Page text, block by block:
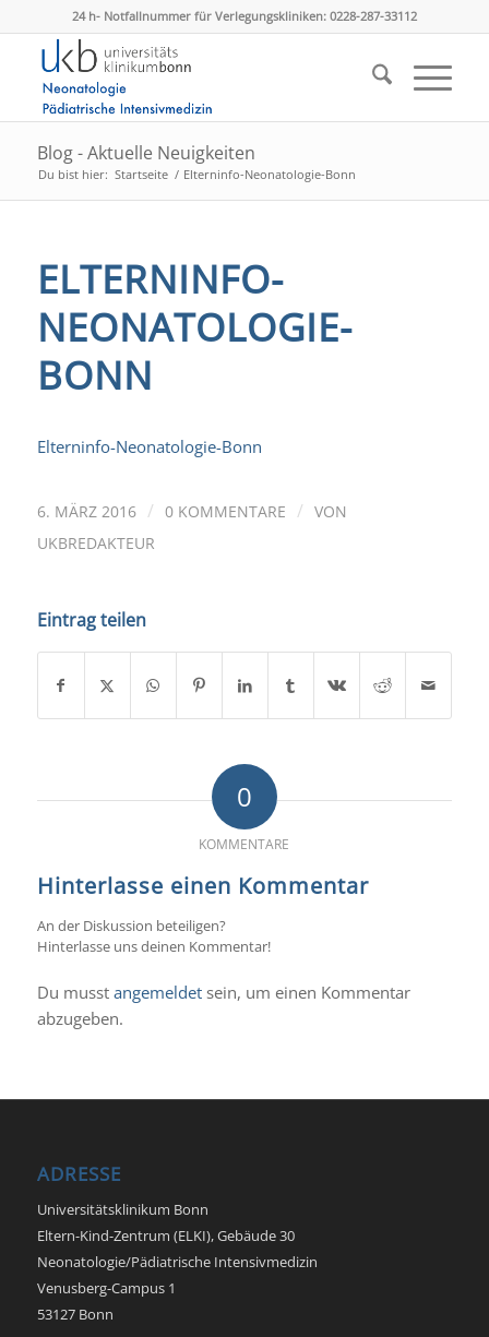
24 h- Notfallnummer für Verlegungskliniken: 0228-287-33112
Blog - Aktuelle Neuigkeiten
Du bist hier: Startseite / Elterninfo-Neonatologie-Bonn
ELTERNINFO-
NEONATOLOGIE-
BONN
Elterninfo-Neonatologie-Bonn
6. MÄRZ 2016 / 0 KOMMENTARE / VON
UKBREDAKTEUR
Eintrag teilen
0
KOMMENTARE
Hinterlasse einen Kommentar
An der Diskussion beteiligen?
Hinterlasse uns deinen Kommentar!
Du musst angemeldetsein, um einen Kommentar
abzugeben.
ADRESSE
Universitätsklinikum Bonn
Eltern-Kind-Zentrum (ELKI), Gebäude 30
Neonatologie/Pädiatrische Intensivmedizin
Venusberg-Campus 1
53127 Bonn